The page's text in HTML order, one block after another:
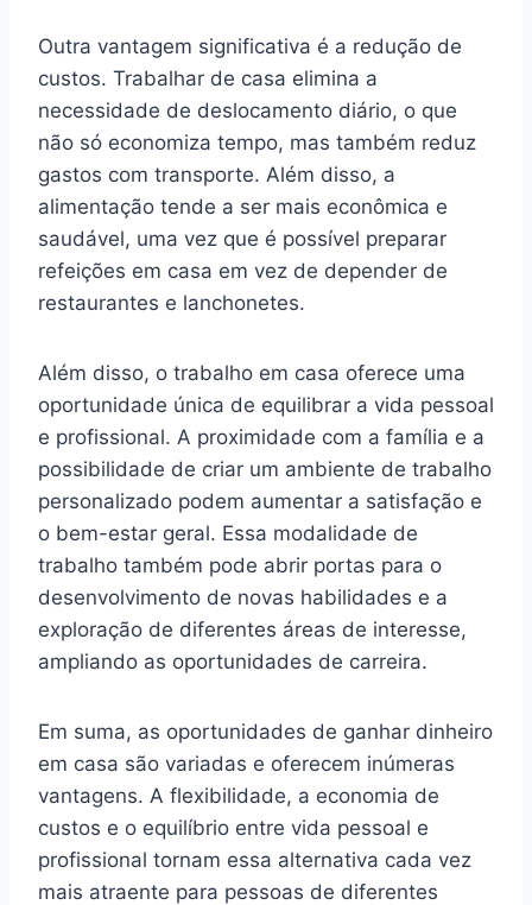
Outra vantagem significativa é a redução de
custos. Trabalhar de casa elimina a
necessidade de deslocamento diário, o que
não só economiza tempo, mas também reduz
gastos com transporte. Além disso, a
alimentação tende a ser mais econômica e
saudável, uma vez que é possível preparar
refeições em casa em vez de depender de
restaurantes e lanchonetes.
Além disso, o trabalho em casa oferece uma
oportunidade única de equilibrar a vida pessoal
e profissional. A proximidade com a família e a
possibilidade de criar um ambiente de trabalho
personalizado podem aumentar a satisfação e
o bem-estar geral. Essa modalidade de
trabalho também pode abrir portas para o
desenvolvimento de novas habilidades e a
exploração de diferentes áreas de interesse,
ampliando as oportunidades de carreira.
Em suma, as oportunidades de ganhar dinheiro
em casa são variadas e oferecem inúmeras
vantagens. A flexibilidade, a economia de
custos e o equilíbrio entre vida pessoal e
profissional tornam essa alternativa cada vez
mais atraente para pessoas de diferentes